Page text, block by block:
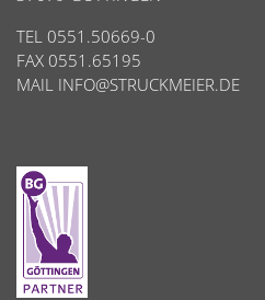
TEL 0551.50669-0
FAX 0551.65195
MAIL INFO@STRUCKMEIER.DE